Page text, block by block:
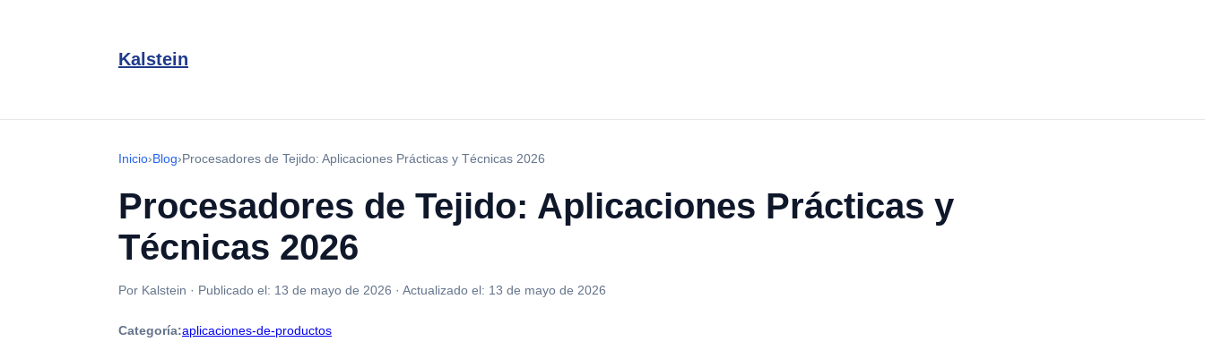
Kalstein
Inicio›Blog›Procesadores de Tejido: Aplicaciones Prácticas y Técnicas 2026
Procesadores de Tejido: Aplicaciones Prácticas y
Técnicas 2026
Por Kalstein · Publicado el: 13 de mayo de 2026 · Actualizado el: 13 de mayo de 2026
Categoría:aplicaciones-de-productos